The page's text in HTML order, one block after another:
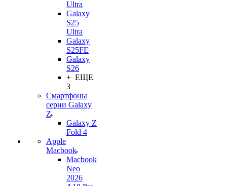
Ultra
Galaxy
S25
Ultra
Galaxy
S25FE
Galaxy
S26
+ ЕЩЕ
3
Смартфоны
серии Galaxy
Z
Galaxy Z
Fold 4
Apple
Macbook
Macbook
Neo
2026